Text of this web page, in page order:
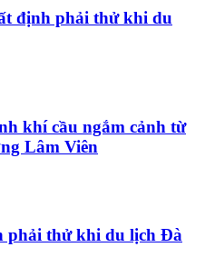
định phải thử khi du
khí cầu ngắm cảnh từ
Lâm Viên
phải thử khi du lịch Đà